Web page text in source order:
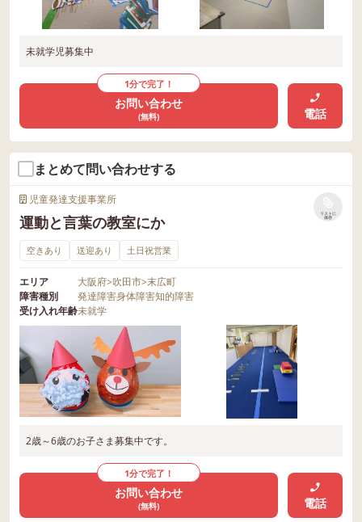
未就学児募集中
1分で完了！
お問い合わせ
(無料) 電話
まとめて問い合わせする
児童発達支援事業所
運動と言葉の教室にか
リストに
保存
空きあり 送迎あり 土日祝営業
エリア 大阪府>吹田市>末広町
障害種別
発達障害身体障害知的障害
受け入れ年齢未就学
2歳～6歳のお子さま募集中です。
1分で完了！
お問い合わせ
(無料) 電話